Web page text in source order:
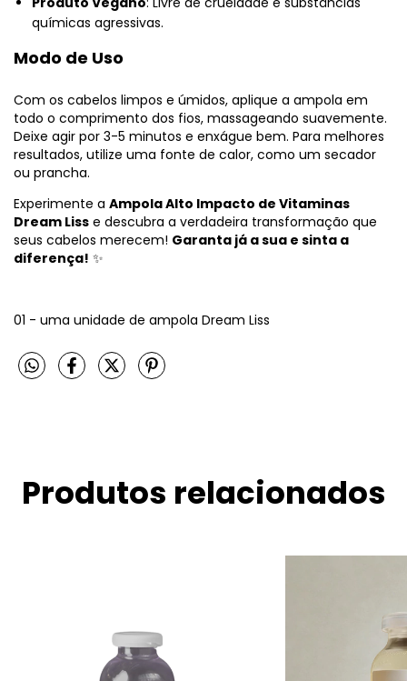
químicas agressivas.
Modo de Uso
Com os cabelos limpos e úmidos, aplique a ampola em
todo o comprimento dos fios, massageando suavemente.
Deixe agir por 3-5 minutos e enxágue bem. Para melhores
resultados, utilize uma fonte de calor, como um secador
ou prancha.
Experimente a Ampola Alto Impacto de Vitaminas
Dream Liss e descubra a verdadeira transformação que
seus cabelos merecem! Garanta já a sua e sinta a
diferença! ✨
01 - uma unidade de ampola Dream Liss
Produtos relacionados